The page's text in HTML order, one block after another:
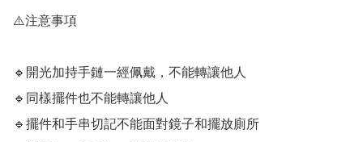
⚠️注意事項
🔹️開光加持手鏈一經佩戴，不能轉讓他人
🔹️同樣擺件也不能轉讓他人
🔹️擺件和手串切記不能面對鏡子和擺放廁所